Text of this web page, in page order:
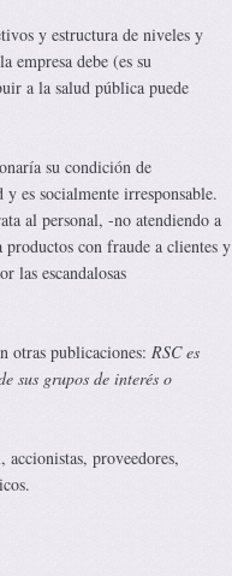
y estructura de niveles y
empresa debe (es su
a la salud pública puede
su condición de
es socialmente irresponsable.
al personal, -no atendiendo a
con fraude a clientes y
las escandalosas
otras publicaciones: RSC es
sus grupos de interés o
accionistas, proveedores,